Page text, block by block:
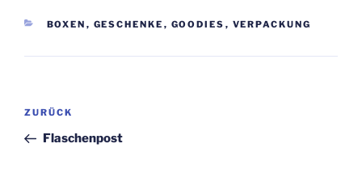
KATEGORIEN
BOXEN , GESCHENKE , GOODIES , VERPACKUNG
Beitragsnavigation
Vorheriger
Beitrag
ZURÜCK
Flaschenpost